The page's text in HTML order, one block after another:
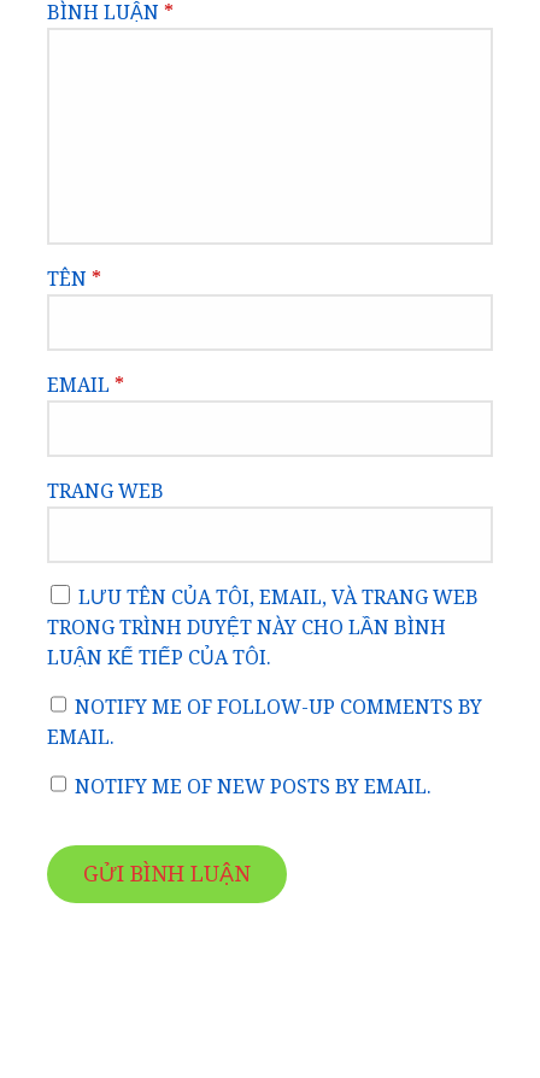
BÌNH LUẬN *
TÊN *
EMAIL *
TRANG WEB
LƯU TÊN CỦA TÔI, EMAIL, VÀ TRANG WEB
TRONG TRÌNH DUYỆT NÀY CHO LẦN BÌNH
LUẬN KẾ TIẾP CỦA TÔI.
NOTIFY ME OF FOLLOW-UP COMMENTS BY
EMAIL.
NOTIFY ME OF NEW POSTS BY EMAIL.